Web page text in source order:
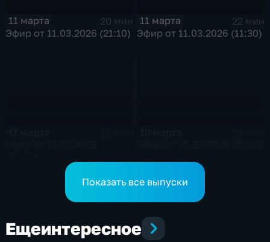
11 марта
20 мин
Эфир от 11.03.2026 (21:10)
11 марта
22 мин
Эфир от 11.03.2026 (11:30)
Показать все выпуски
Ещеинтересное